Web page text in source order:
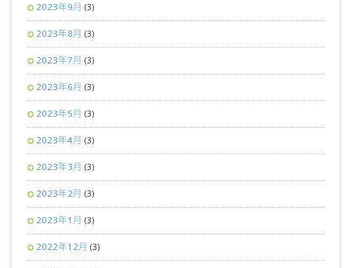
2023年9月 (3)
2023年8月 (3)
2023年7月 (3)
2023年6月 (3)
2023年5月 (3)
2023年4月 (3)
2023年3月 (3)
2023年2月 (3)
2023年1月 (3)
2022年12月 (3)